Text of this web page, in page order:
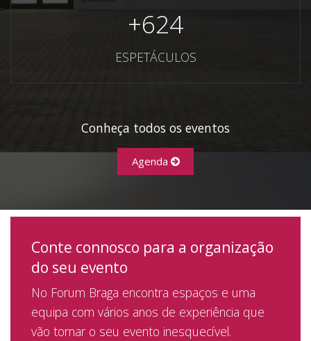
+624
ESPETÁCULOS
Conheça todos os eventos
Agenda
Conte connosco para a organização
do seu evento
No Forum Braga encontra espaços e uma
equipa com vários anos de experiência que
vão tornar o seu evento inesquecível.